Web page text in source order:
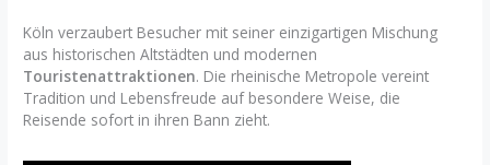
Köln verzaubert Besucher mit seiner einzigartigen Mischung
aus historischen Altstädten und modernen
Touristenattraktionen. Die rheinische Metropole vereint
Tradition und Lebensfreude auf besondere Weise, die
Reisende sofort in ihren Bann zieht.